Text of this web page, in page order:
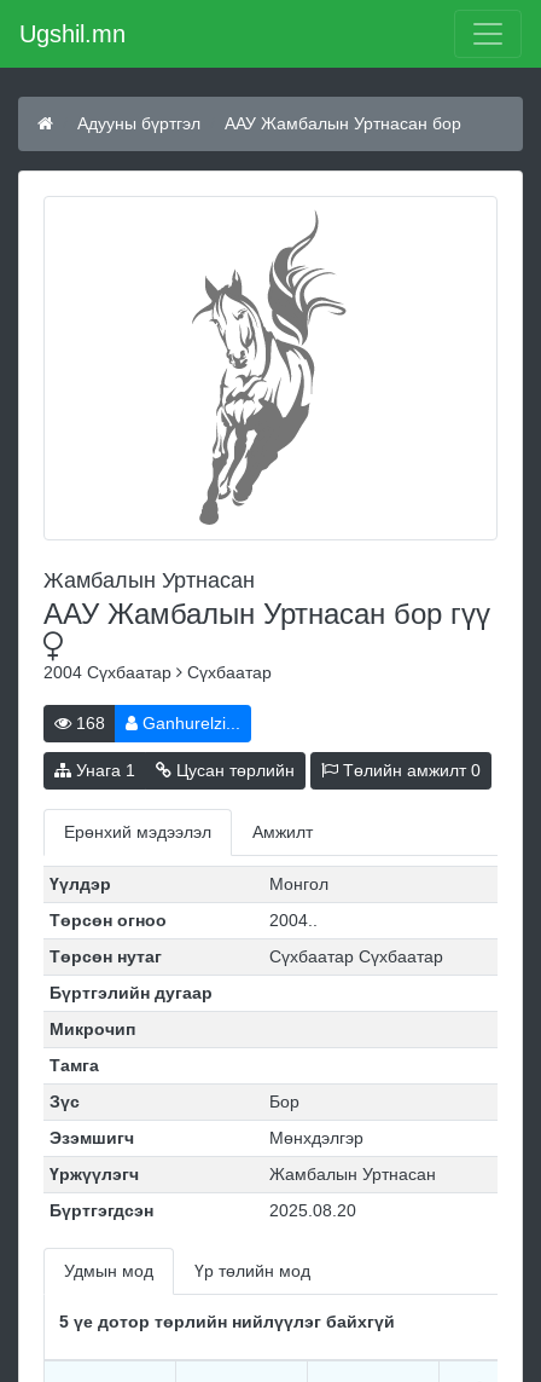
Ugshil.mn
Адууны бүртгэл ААУ Жамбалын Уртнасан бор
Жамбалын Уртнасан
ААУ Жамбалын Уртнасан бор гүү
2004 Сүхбаатар Сүхбаатар
168 Ganhurelzi...
Унага 1 Цусан төрлийн Төлийн амжилт0
Ерөнхий мэдээлэл Амжилт
Үүлдэр
Монгол
Төрсөн огноо
2004..
Төрсөн нутаг
Сүхбаатар Сүхбаатар
Бүртгэлийн дугаар
Микрочип
Тамга
Зүс
Бор
Эзэмшигч
Мөнхдэлгэр
Үржүүлэгч
Жамбалын Уртнасан
Бүртгэгдсэн
2025.08.20
Удмын мод Үр төлийн мод
5 үе дотор төрлийн нийлүүлэг байхгүй